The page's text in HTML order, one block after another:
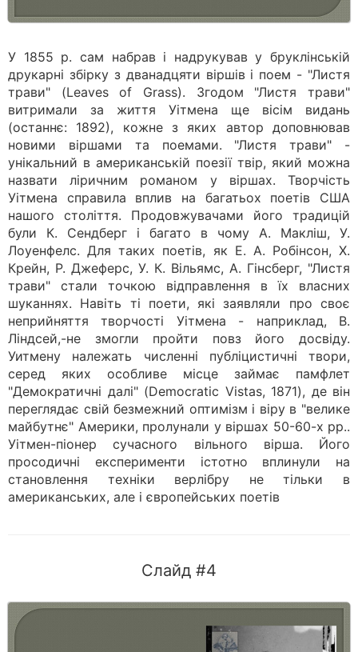
У 1855 р. сам набрав і надрукував у бруклінській
друкарні збірку з дванадцяти віршів і поем - "Листя
трави" (Leaves of Grass). Згодом "Листя трави"
витримали за життя Уітмена ще вісім видань
(останнє: 1892), кожне з яких автор доповнював
новими віршами та поемами. "Листя трави" -
унікальний в американській поезії твір, який можна
назвати ліричним романом у віршах. Творчість
Уітмена справила вплив на багатьох поетів США
нашого століття. Продовжувачами його традицій
були К. Сендберг і багато в чому А. Макліш, У.
Лоуенфелс. Для таких поетів, як Е. А. Робінсон, X.
Крейн, Р. Джеферс, У. К. Вільямс, А. Гінсберг, "Листя
трави" стали точкою відправлення в їх власних
шуканнях. Навіть ті поети, які заявляли про своє
неприйняття творчості Уітмена - наприклад, В.
Ліндсей,-не змогли пройти повз його досвіду.
Уитмену належать численні публіцистичні твори,
серед яких особливе місце займає памфлет
"Демократичні далі" (Democratic Vistas, 1871), де він
переглядає свій безмежний оптимізм і віру в "велике
майбутнє" Америки, пролунали у віршах 50-60-х рр..
Уітмен-піонер сучасного вільного вірша. Його
просодичні експерименти істотно вплинули на
становлення техніки верлібру не тільки в
американських, але і європейських поетів
Слайд #4